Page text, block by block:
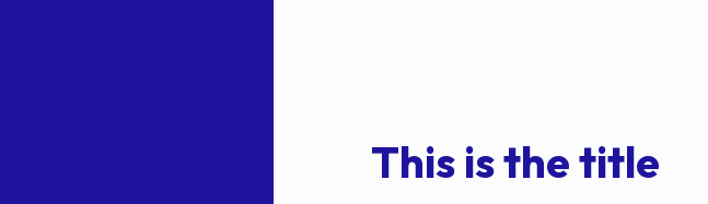
This is the title